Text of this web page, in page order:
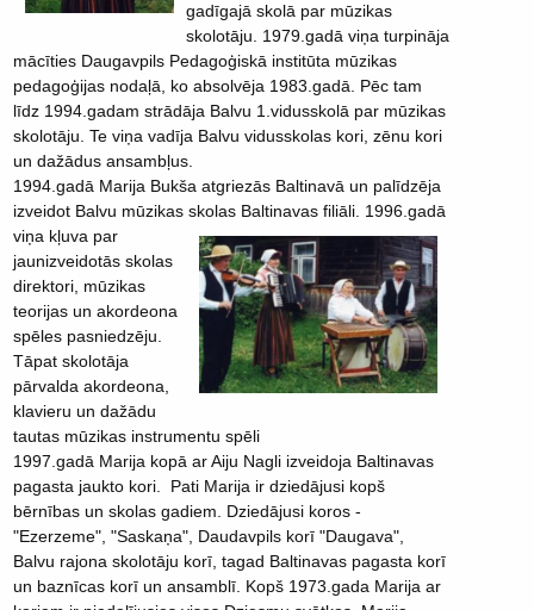
gadīgajā skolā par mūzikas
skolotāju. 1979.gadā viņa turpināja
mācīties Daugavpils Pedagoģiskā institūta mūzikas
pedagoģijas nodaļā, ko absolvēja 1983.gadā. Pēc tam
līdz 1994.gadam strādāja Balvu 1.vidusskolā par mūzikas
skolotāju. Te viņa vadīja Balvu vidusskolas kori, zēnu kori
un dažādus ansambļus.
1994.gadā Marija Bukša atgriezās Baltinavā un palīdzēja
izveidot Balvu mūzikas skolas Baltinavas filiāli. 1996.gadā
viņa kļuva par
jaunizveidotās skolas
direktori, mūzikas
teorijas un akordeona
spēles pasniedzēju.
Tāpat skolotāja
pārvalda akordeona,
klavieru un dažādu
tautas mūzikas instrumentu spēli
1997.gadā Marija kopā ar Aiju Nagli izveidoja Baltinavas
pagasta jaukto kori. Pati Marija ir dziedājusi kopš
bērnības un skolas gadiem. Dziedājusi koros -
"Ezerzeme", "Saskaņa", Daudavpils korī "Daugava",
Balvu rajona skolotāju korī, tagad Baltinavas pagasta korī
un baznīcas korī un ansamblī. Kopš 1973.gada Marija ar